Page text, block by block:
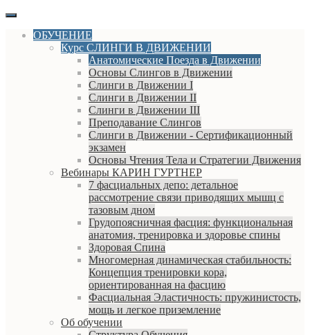
ОБУЧЕНИЕ
Курс СЛИНГИ В ДВИЖЕНИИ
Анатомические Поезда в Движении
Основы Слингов в Движении
Слинги в Движении I
Слинги в Движении II
Слинги в Движении III
Преподавание Слингов
Слинги в Движении - Сертификационный
экзамен
Основы Чтения Тела и Стратегии Движения
Вебинары КАРИН ГУРТНЕР
7 фасциальных депо: детальное
рассмотрение связи приводящих мышц с
тазовым дном
Грудопоясничная фасция: функциональная
анатомия, тренировка и здоровье спины
Здоровая Спина
Многомерная динамическая стабильность:
Концепция тренировки кора,
ориентированная на фасцию
Фасциальная Эластичность: пружинистость,
мощь и легкое приземление
Об обучении